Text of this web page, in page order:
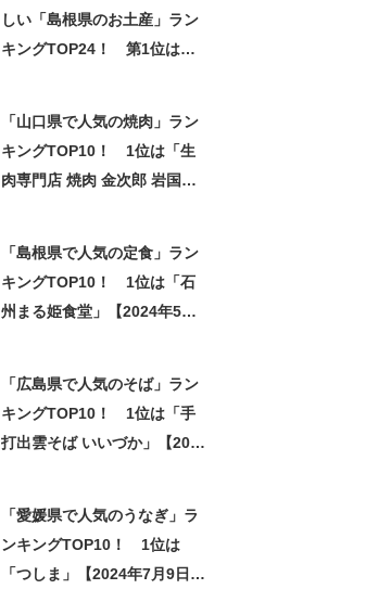
しい「島根県のお土産」ラン
キングTOP24！ 第1位は
「山口県で人気の焼肉」ラン
キングTOP10！ 1位は「生
肉専門店 焼肉 金次郎 岩国
「島根県で人気の定食」ラン
キングTOP10！ 1位は「石
州まる姫食堂」【2024年5月
「広島県で人気のそば」ラン
キングTOP10！ 1位は「手
打出雲そば いいづか」【2024
「愛媛県で人気のうなぎ」ラ
ンキングTOP10！ 1位は
「つしま」【2024年7月9日時